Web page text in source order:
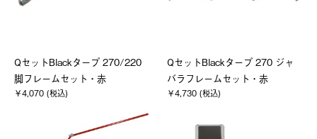
QセットBlackタープ 270/220
脚フレームセット・赤
￥4,070 (税込)
QセットBlackタープ 270 ジャ
バラフレームセット・赤
￥4,730 (税込)